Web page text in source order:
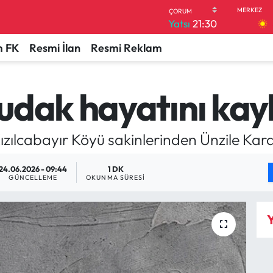
Yatsı 21:30
FK Resmi İlan Resmi Reklam
hayatını
Köyü sakinlerinden Ünzile
- 09:44
GÜNCELLEME
1 DK
OKUNMA SÜRESI